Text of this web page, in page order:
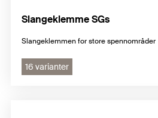
Slangeklemme SGs
Slangeklemmen for store spennområder
16 varianter